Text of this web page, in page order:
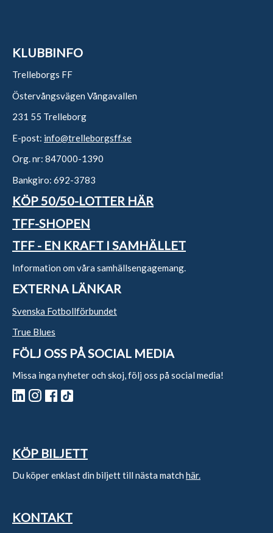
KLUBBINFO
Trelleborgs FF
Östervångsvägen Vångavallen
231 55 Trelleborg
E-post: info@trelleborgsff.se
Org. nr: 847000-1390
Bankgiro: 692-3783
KÖP 50/50-LOTTER HÄR
TFF-SHOPEN
TFF - EN KRAFT I SAMHÄLLET
Information om våra samhällsengagemang.
EXTERNA LÄNKAR
Svenska Fotbollförbundet
True Blues
FÖLJ OSS PÅ SOCIAL MEDIA
Missa inga nyheter och skoj, följ oss på social media!
KÖP BILJETT
Du köper enklast din biljett till nästa match här.
KONTAKT